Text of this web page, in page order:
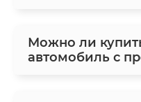
Можно ли
автомобиль с